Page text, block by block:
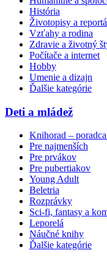
História
Životopisy a
Vzťahy a rodina
Zdravie a životný
Počítače a internet
Hobby
Umenie a dizajn
Ďalšie kategórie
Deti a mládež
Knihorad –
Pre najmenších
Pre prvákov
Pre pubertiakov
Young Adult
Beletria
Rozprávky
Sci-fi, fantasy a
Leporelá
Náučné knihy
Ďalšie kategórie